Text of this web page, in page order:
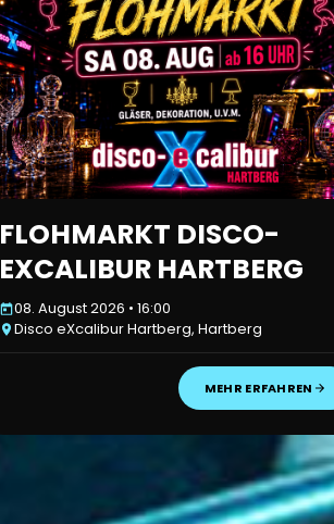
FLOHMARKT DISCO-
EXCALIBUR HARTBERG
08. August 2026 • 16:00
Disco eXcalibur Hartberg, Hartberg
MEHR ERFAHREN